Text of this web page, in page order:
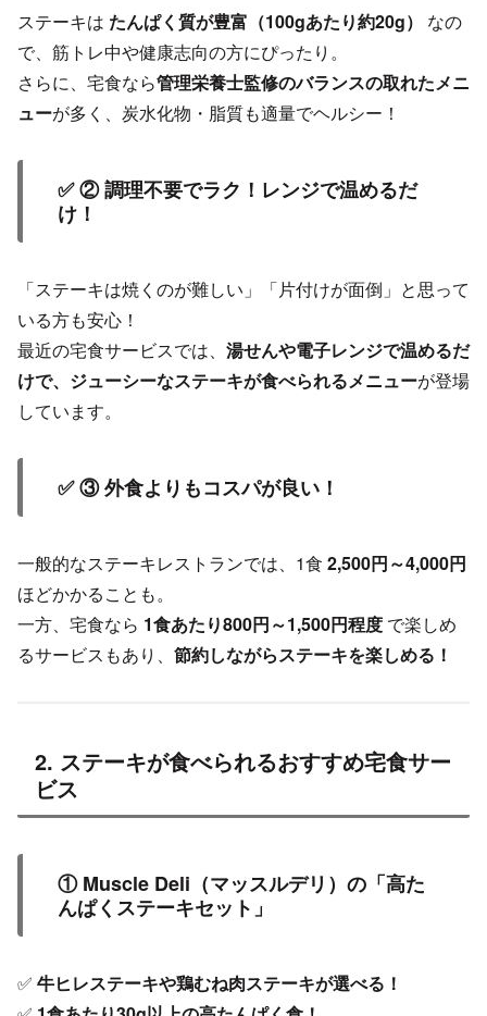
ステーキは たんぱく質が豊富（100gあたり約20g）
なの
で、筋トレ中や健康志向の方にぴったり。
さらに、宅食なら管理栄養士監修のバランスの取れたメニ
ューが多く、炭水化物・脂質も適量でヘルシー！
✅ ② 調理不要でラク！レンジで温めるだ
け！
「ステーキは焼くのが難しい」「片付けが面倒」と思って
いる方も安心！
最近の宅食サービスでは、 湯せんや電子レンジで温めるだ
けで、ジューシーなステーキが食べられるメニューが登場
しています。
✅ ③ 外食よりもコスパが良い！
一般的なステーキレストランでは、1食 2,500円～4,000円
ほどかかることも。
一方、宅食なら 1食あたり800円～1,500円程度 で楽しめ
るサービスもあり、 節約しながらステーキを楽しめる！
2. ステーキが食べられるおすすめ宅食サー
ビス
① Muscle Deli（マッスルデリ）の「高た
んぱくステーキセット」
✅ 牛ヒレステーキや鶏むね肉ステーキが選べる！